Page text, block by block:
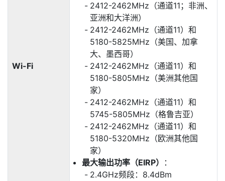
Wi-Fi
2412-2462MHz（通道11；非洲、
亚洲和大洋洲）
2412-2462MHz（通道11）和
5180-5825MHz（美国、加拿
大、墨西哥）
2412-2462MHz（通道11）和
5180-5805MHz（美洲其他国
家）
2412-2462MHz（通道11）和
5745-5805MHz（格鲁吉亚）
2412-2462MHz（通道11）和
5180-5320MHz（欧洲其他国
家）
最大输出功率（EIRP）
：
2.4GHz频段：8.4dBm